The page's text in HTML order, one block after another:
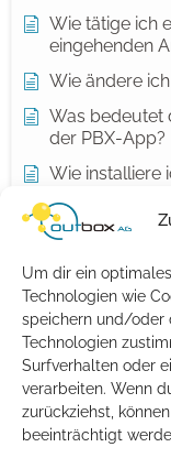
Um dir ein
Technologien wie
speichern und/oder
Technologien
Surfverhalten oder
verarbeiten. Wenn
zurückziehst,
beeinträchtigt
Wie tätige ich
eingehenden
Wie ändere
Was bedeutet
der PBX-App?
Wie installiere
Wie melde ich
Kontakte und
einrichten
Alle Artikel
Allgemein
Meine
muss ich tun?
Mir fehlt eine